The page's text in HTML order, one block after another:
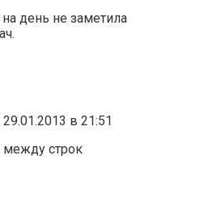
день не заметила
29.01.2013 в 21:51
строк